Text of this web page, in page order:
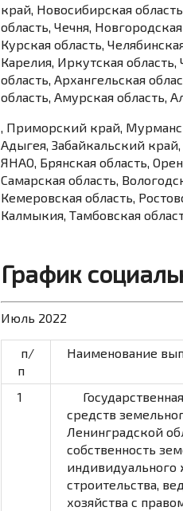
край, Новосибирская
область, Чечня,
Курская область,
Карелия, Иркутская
область, Архангельская
область, Амурская область,
, Приморский край,
Адыгея, Забайкальский
ЯНАО, Брянская область,
Самарская область,
Кемеровская область,
Калмыкия, Тамбовская
График
Июль 2022
п/
п
Наименование
1
средств
Ленинградской
собственность
строительства,
хозяйства с